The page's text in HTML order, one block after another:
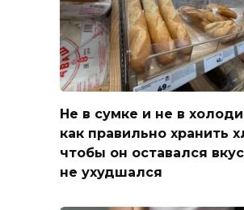
Не в сумке и не в
как правильно хранить
чтобы он оставался
не ухудшался